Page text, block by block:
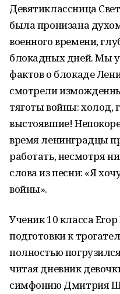
Девятиклассница
была пронизана
военного времени,
блокадных дней. Мы
фактов о блокаде
смотрели
тяготы войны: холод,
выстоявшие!
время ленинградцы
работать, несмотря
слова из песни: «Я
войны».
Ученик 10 класса
подготовки к
полностью
читая дневник
симфонию Дмитрия